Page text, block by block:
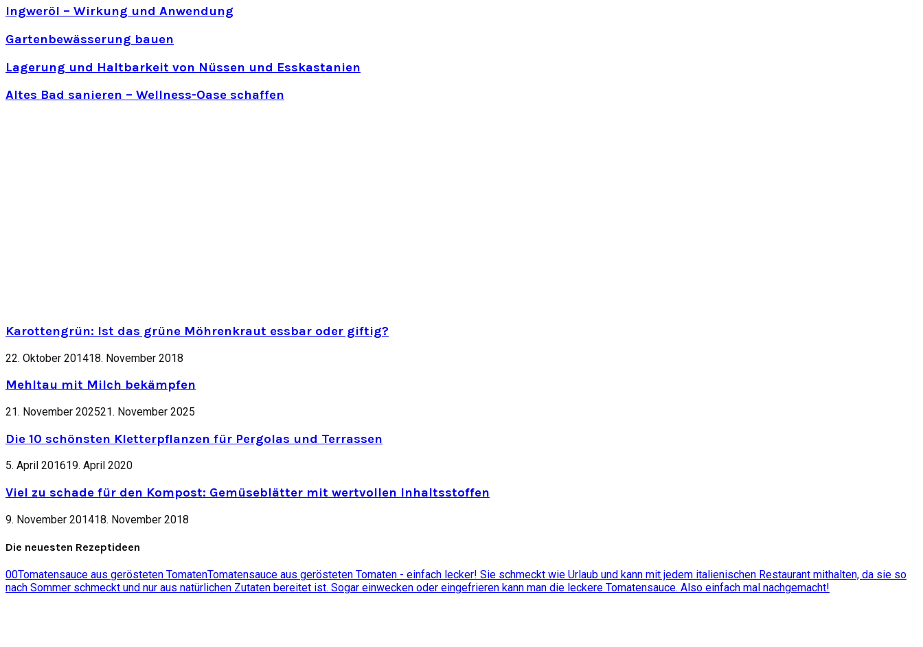
Ingweröl – Wirkung und Anwendung
Gartenbewässerung bauen
Lagerung und Haltbarkeit von Nüssen und Esskastanien
Altes Bad sanieren – Wellness-Oase schaffen
Karottengrün: Ist das grüne Möhrenkraut essbar oder giftig?
22. Oktober 201418. November 2018
Mehltau mit Milch bekämpfen
21. November 202521. November 2025
Die 10 schönsten Kletterpflanzen für Pergolas und Terrassen
5. April 201619. April 2020
Viel zu schade für den Kompost: Gemüseblätter mit wertvollen Inhaltsstoffen
9. November 201418. November 2018
Die neuesten Rezeptideen
00Tomatensauce aus gerösteten TomatenTomatensauce aus gerösteten Tomaten - einfach lecker! Sie schmeckt wie Urlaub und kann mit jedem italienischen Restaurant mithalten, da sie so
nach Sommer schmeckt und nur aus natürlichen Zutaten bereitet ist. Sogar einwecken oder eingefrieren kann man die leckere Tomatensauce. Also einfach mal nachgemacht!